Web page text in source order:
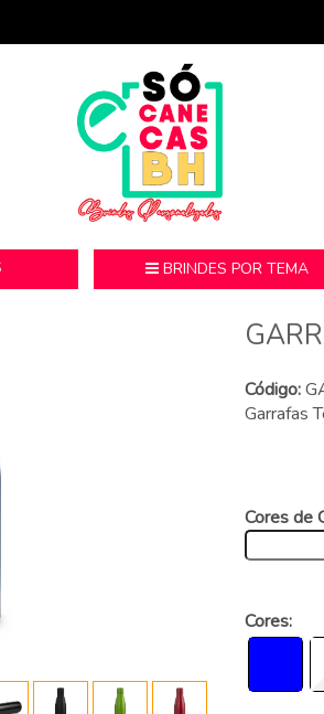
BRINDES POR TEMA
Código:
Garrafas
Cores de
Cores: